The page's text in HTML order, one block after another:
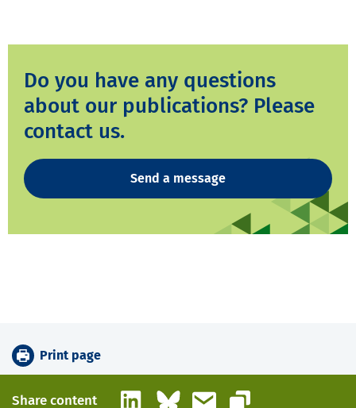
Do you have any questions
about our publications? Please
contact us.
Send a message
Print page
Share content LinkedInBlueskyEmail